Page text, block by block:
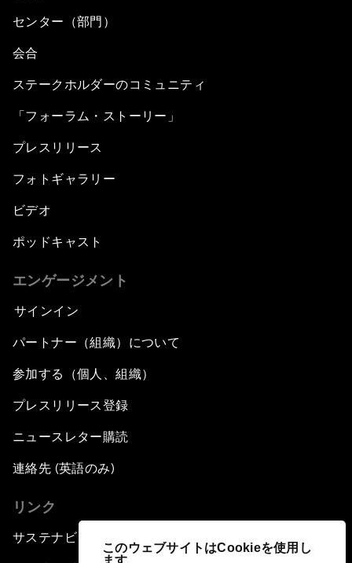
このウェブサイトはCookieを使用し
ます
センター（部門）
会合
ステークホルダーのコミュニティ
「フォーラム・ストーリー」
プレスリリース
フォトギャラリー
ビデオ
ポッドキャスト
エンゲージメント
サインイン
パートナー（組織）について
参加する（個人、組織）
プレスリリース登録
ニュースレター購読
連絡先 (英語のみ)
リンク
サステナビリティへの取り組み